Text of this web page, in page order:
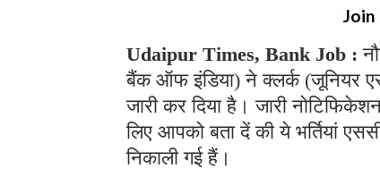
Udaipur Times, Bank Job :
बैंक ऑफ इंडिया) ने क्लर्क (जूनियर
जारी कर दिया है। जारी
लिए आपको बता दें की ये भर्तियां
निकाली गई हैं।